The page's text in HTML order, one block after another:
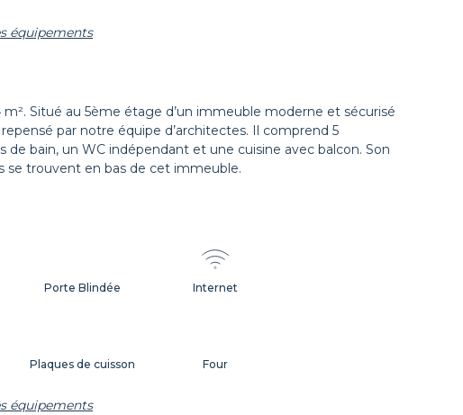
Volets
équipements
Situé au 5ème étage d’un immeuble moderne et sécurisé
par notre équipe d’architectes. Il comprend 5
de bain, un WC indépendant et une cuisine avec balcon. Son
trouvent en bas de cet immeuble.
Internet
Four
Plaques de cuisson
Porte Blindée
équipements